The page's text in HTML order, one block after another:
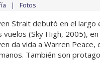
Fotos
Strait debutó en el largo
vuelos (Sky High, 2005),
da vida a Warren
También son